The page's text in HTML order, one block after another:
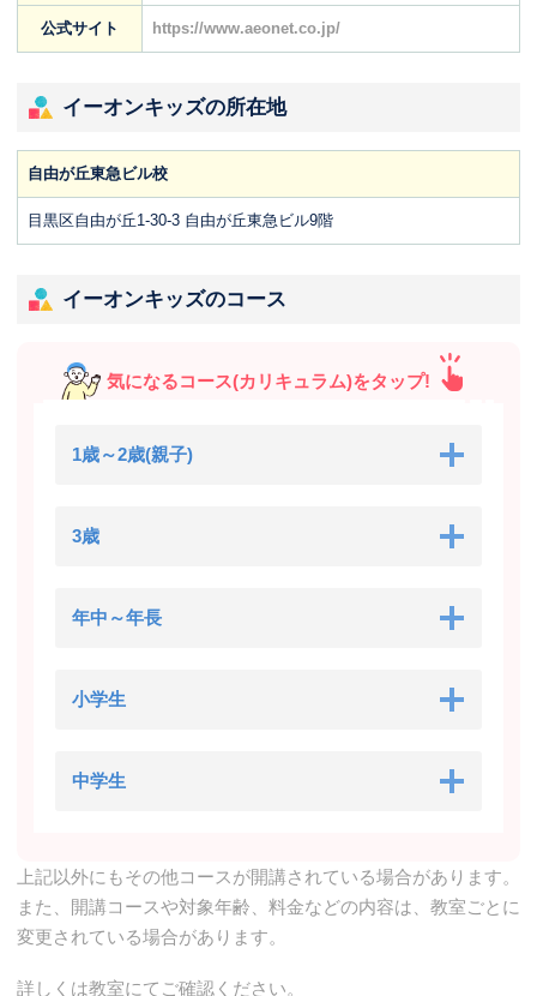
公式サイト https://www.aeonet.co.jp/
イーオンキッズの所在地
自由が丘東急ビル校
目黒区自由が丘1-30-3 自由が丘東急ビル9階
イーオンキッズのコース
気になるコース(カリキュラム)をタップ!
1歳～2歳(親子)
3歳
年中～年長
小学生
中学生
上記以外にもその他コースが開講されている場合があります。
また、開講コースや対象年齢、料金などの内容は、教室ごとに
変更されている場合があります。
詳しくは教室にてご確認ください。